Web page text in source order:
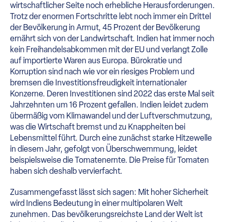
wirtschaftlicher Seite noch erhebliche Herausforderungen.
Trotz der enormen Fortschritte lebt noch immer ein Drittel
der Bevölkerung in Armut, 45 Prozent der Bevölkerung
ernährt sich von der Landwirtschaft. Indien hat immer noch
kein Freihandelsabkommen mit der EU und verlangt Zolle
auf importierte Waren aus Europa. Bürokratie und
Korruption sind nach wie vor ein riesiges Problem und
bremsen die Investitionsfreudigkeit internationaler
Konzerne. Deren Investitionen sind 2022 das erste Mal seit
Jahrzehnten um 16 Prozent gefallen. Indien leidet zudem
übermäßig vom Klimawandel und der Luftverschmutzung,
was die Wirtschaft bremst und zu Knappheiten bei
Lebensmittel führt. Durch eine zunächst starke Hitzewelle
in diesem Jahr, gefolgt von Überschwemmung, leidet
beispielsweise die Tomatenernte. Die Preise für Tomaten
haben sich deshalb vervierfacht.
Zusammengefasst lässt sich sagen: Mit hoher Sicherheit
wird Indiens Bedeutung in einer multipolaren Welt
zunehmen. Das bevölkerungsreichste Land der Welt ist